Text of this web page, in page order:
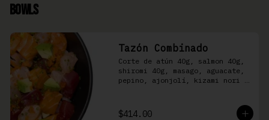
Bowls
Tazón Combinado
Corte de atún 40g, salmon 40g,
shiromi 40g, masago, aguacate,
pepino, ajonjolí, kizami nori y
$414.00